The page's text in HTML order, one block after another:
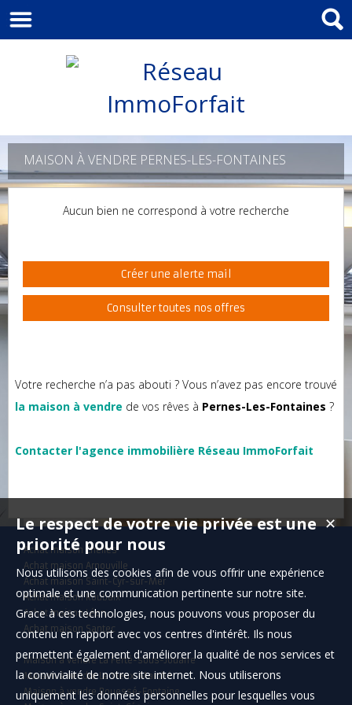
MAISON À VENDRE PERNES-LES-FONTAINES
Aucun bien ne correspond à votre recherche
Créer une alerte mail
Consulter toutes nos offres
Votre recherche n’a pas abouti ? Vous n’avez pas encore trouvé
la maison à vendre de vos rêves à Pernes-Les-Fontaines ?
Contacter l'agence immobilière Réseau ImmoForfait
Achat maison Chelles
Achat maison Arnouville
Achat maison Saint-Cyr-sur-Mer
Achat maison Roubaix
Achat maison Léon
Achat maison Santec
Maison à vendre La Ferté-sous-Jouarre
Maison à vendre Le Vieux-Marché
Maison à vendre Rouessé-Fontaine
✕
Le respect de votre vie privée est une
priorité pour nous
Nous utilisons des cookies afin de vous offrir une expérience
optimale et une communication pertinente sur notre site.
Grace à ces technologies, nous pouvons vous proposer du
contenu en rapport avec vos centres d'intérêt. Ils nous
permettent également d'améliorer la qualité de nos services et
la convivialité de notre site internet. Nous utiliserons
uniquement les données personnelles pour lesquelles vous